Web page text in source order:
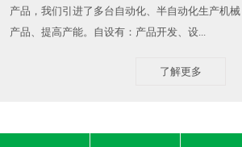
产品，我们引进了多台自动化、半自动化生产机
产品、提高产能。自设有：产品开发、设...
了解更多